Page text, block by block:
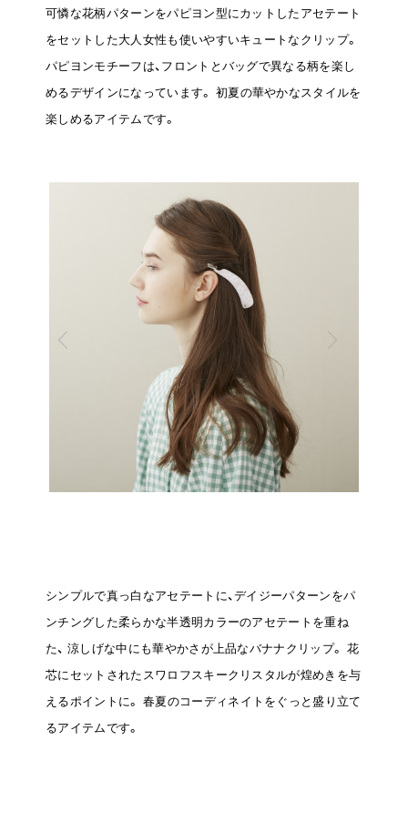
可憐な花柄パターンをパピヨン型にカットしたアセテート
をセットした大人女性も使いやすいキュートなクリップ。
パピヨンモチーフは、フロントとバッグで異なる柄を楽し
めるデザインになっています。 初夏の華やかなスタイルを
楽しめるアイテムです。
シンプルで真っ白なアセテートに、デイジーパターンをパ
ンチングした柔らかな半透明カラーのアセテートを重ね
た、 涼しげな中にも華やかさが上品なバナナクリップ。 花
芯にセットされたスワロフスキークリスタルが煌めきを与
えるポイントに。 春夏のコーディネイトをぐっと盛り立て
るアイテムです。